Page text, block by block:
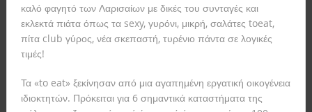
καλό φαγητό των Λαρισαίων με δικές του συνταγές και
εκλεκτά πιάτα όπως τα sexy, γυρόνι, μικρή, σαλάτες toeat,
πίτα club γύρος, νέα σκεπαστή, τυρένιο πάντα σε λογικές
τιμές!
Τα «to eat» ξεκίνησαν από μια αγαπημένη εργατική οικογένεια
ιδιοκτητών. Πρόκειται για 6 σημαντικά καταστήματα της